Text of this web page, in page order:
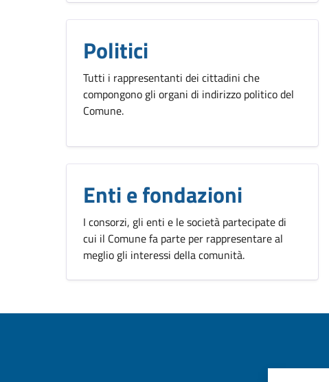
Politici
Tutti i rappresentanti dei cittadini che
compongono gli organi di indirizzo politico del
Comune.
Enti e fondazioni
I consorzi, gli enti e le società partecipate di
cui il Comune fa parte per rappresentare al
meglio gli interessi della comunità.